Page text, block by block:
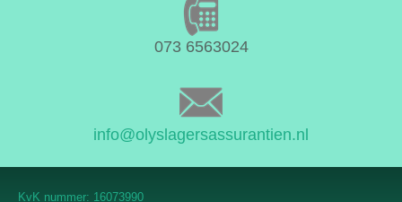
073 6563024
info@olyslagersassurantien.nl
KvK nummer: 16073990